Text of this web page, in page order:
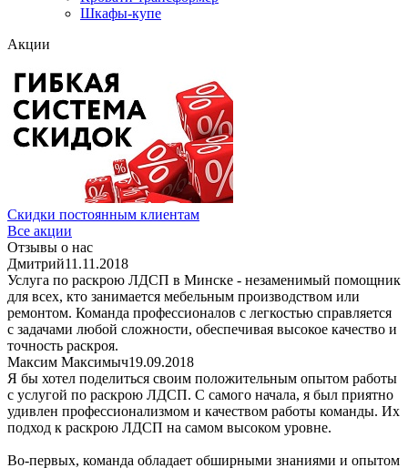
Шкафы-купе
Акции
Скидки постоянным клиентам
Все акции
Отзывы о нас
Дмитрий11.11.2018
Услуга по раскрою ЛДСП в Минске - незаменимый помощник
для всех, кто занимается мебельным производством или
ремонтом. Команда профессионалов с легкостью справляется
с задачами любой сложности, обеспечивая высокое качество и
точность раскроя.
Максим Максимыч19.09.2018
Я бы хотел поделиться своим положительным опытом работы
с услугой по раскрою ЛДСП. С самого начала, я был приятно
удивлен профессионализмом и качеством работы команды. Их
подход к раскрою ЛДСП на самом высоком уровне.
Во-первых, команда обладает обширными знаниями и опытом